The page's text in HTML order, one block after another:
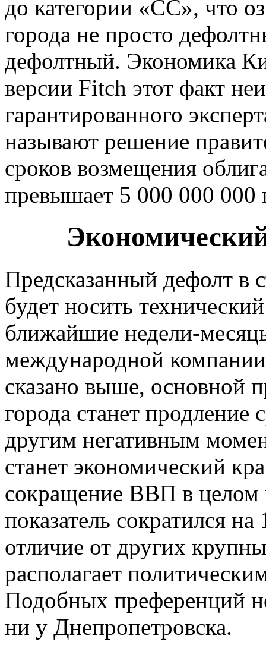
до категории «СС», что
города не просто
дефолтный. Экономика
версии Fitch этот факт
гарантированного
называют решение
сроков возмещения
превышает 5 000 000 000
Предсказанный дефолт в
будет носить
ближайшие недели-
международной
сказано выше, основной
города станет
другим негативным
станет экономический
сокращение ВВП в целом
показатель сократился
отличие от других
располагает
Подобных преференций
ни у Днепропетровска.